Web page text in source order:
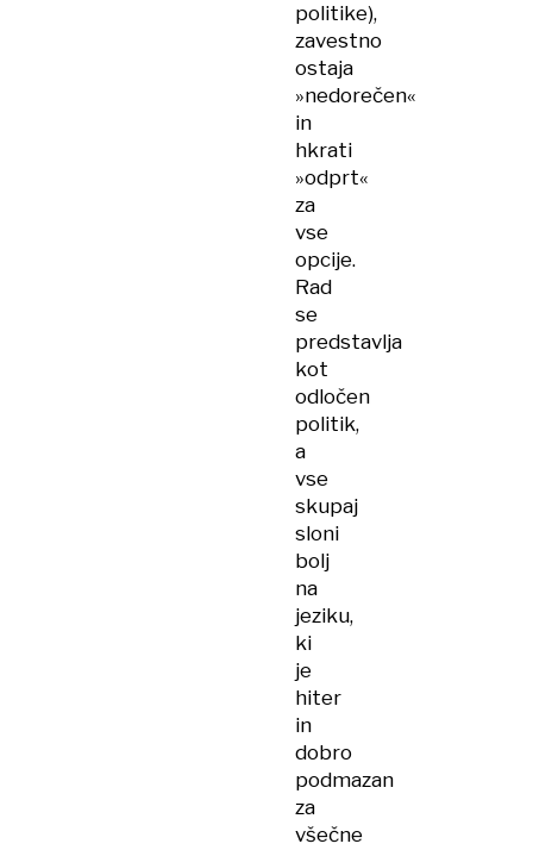
politike),
zavestno
ostaja
»nedorečen«
in
hkrati
»odprt«
za
vse
opcije.
Rad
se
predstavlja
kot
odločen
politik,
a
vse
skupaj
sloni
bolj
na
jeziku,
ki
je
hiter
in
dobro
podmazan
za
všečne